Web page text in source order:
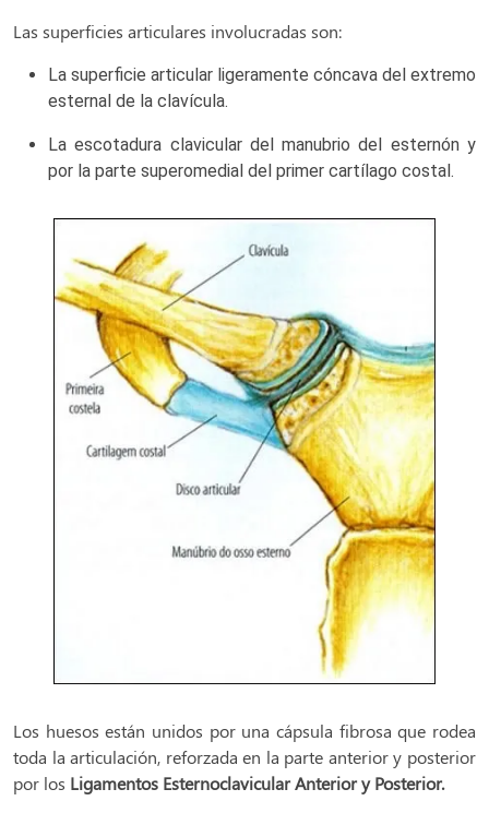
Las superficies articulares involucradas son:
La superficie articular ligeramente cóncava del extremo
esternal de la clavícula.
La escotadura clavicular del manubrio del esternón y
por la parte superomedial del primer cartílago costal.
Los huesos están unidos por una cápsula fibrosa que rodea
toda la articulación, reforzada en la parte anterior y posterior
por los Ligamentos Esternoclavicular Anterior y Posterior.